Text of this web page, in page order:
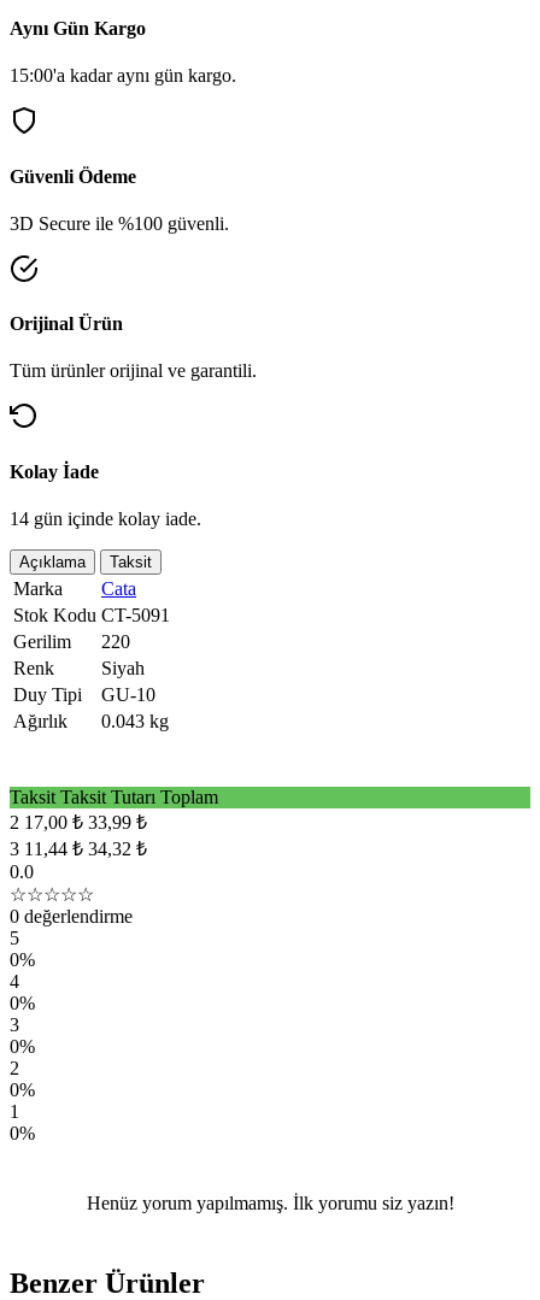
Aynı Gün Kargo
15:00'a kadar aynı gün kargo.
Güvenli Ödeme
3D Secure ile %100 güvenli.
Orijinal Ürün
Tüm ürünler orijinal ve garantili.
Kolay İade
14 gün içinde kolay iade.
Açıklama Taksit
Marka
Cata
Stok Kodu CT-5091
Gerilim
220
Renk
Siyah
Duy Tipi
GU-10
Ağırlık
0.043 kg
Taksit Taksit Tutarı Toplam
2 17,00 ₺ 33,99 ₺
3 11,44 ₺ 34,32 ₺
0.0
☆☆☆☆☆
0 değerlendirme
5
0%
4
0%
3
0%
2
0%
1
0%
Henüz yorum yapılmamış. İlk yorumu siz yazın!
Benzer Ürünler